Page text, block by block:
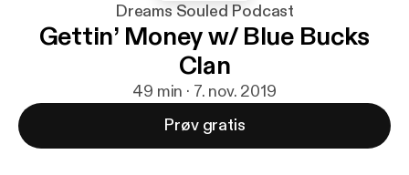
Dreams Souled Podcast
Gettin’ Money w/ Blue Bucks
Clan
49 min · 7. nov. 2019
Prøv gratis